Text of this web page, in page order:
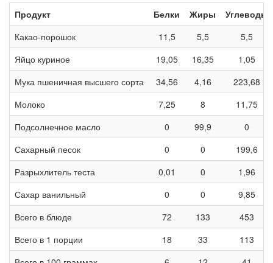
Продукт Белки Жиры
Углеводы
Какао-порошок
11,5 5,5
5,5
Яйцо куриное
19,05 16,35
1,05
Мука пшеничная высшего сорта
34,56 4,16
223,68
Молоко
7,25 8
11,75
Подсолнечное масло
0 99,9
0
Сахарный песок
0 0
199,6
Разрыхлитель теста
0,01 0
1,96
Сахар ванильный
0 0
9,85
Всего в блюде
72 133
453
Всего в 1 порции
18 33
113